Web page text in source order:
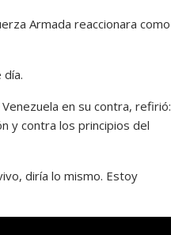
Armada reaccionara como
en su contra, refirió:
y contra los principios del
diría lo mismo. Estoy